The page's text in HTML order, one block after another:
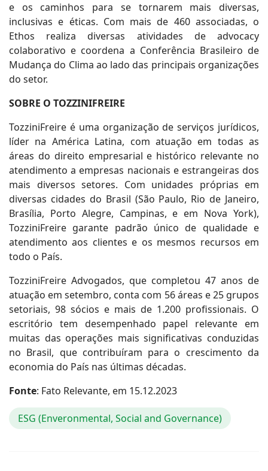
e os caminhos para se tornarem mais diversas,
inclusivas e éticas. Com mais de 460 associadas, o
Ethos realiza diversas atividades de advocacy
colaborativo e coordena a Conferência Brasileiro de
Mudança do Clima ao lado das principais organizações
do setor.
SOBRE O TOZZINIFREIRE
TozziniFreire é uma organização de serviços jurídicos,
líder na América Latina, com atuação em todas as
áreas do direito empresarial e histórico relevante no
atendimento a empresas nacionais e estrangeiras dos
mais diversos setores. Com unidades próprias em
diversas cidades do Brasil (São Paulo, Rio de Janeiro,
Brasília, Porto Alegre, Campinas, e em Nova York),
TozziniFreire garante padrão único de qualidade e
atendimento aos clientes e os mesmos recursos em
todo o País.
TozziniFreire Advogados, que completou 47 anos de
atuação em setembro, conta com 56 áreas e 25 grupos
setoriais, 98 sócios e mais de 1.200 profissionais. O
escritório tem desempenhado papel relevante em
muitas das operações mais significativas conduzidas
no Brasil, que contribuíram para o crescimento da
economia do País nas últimas décadas.
Fonte: Fato Relevante, em 15.12.2023
ESG (Enveronmental, Social and Governance)